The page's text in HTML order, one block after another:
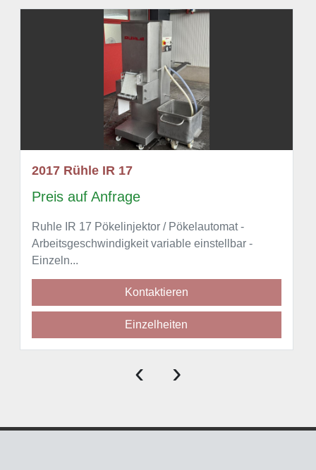
2017 Rühle IR 17
Preis auf Anfrage
Ruhle IR 17 Pökelinjektor / Pökelautomat -
Arbeitsgeschwindigkeit variable einstellbar -
Einzeln...
Kontaktieren
Einzelheiten
‹ ›